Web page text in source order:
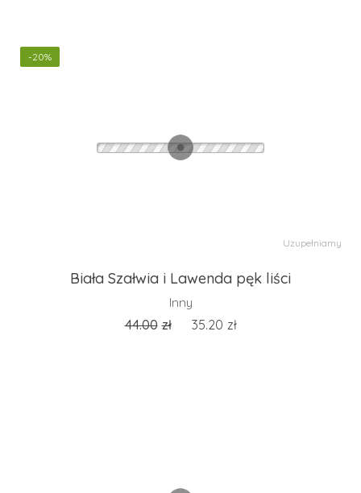
-20%
Uzupełniamy
Biała Szałwia i Lawenda pęk liści
Inny
44.00 zł 35.20 zł